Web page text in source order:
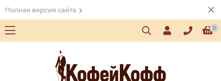
Полная версия сайта
0